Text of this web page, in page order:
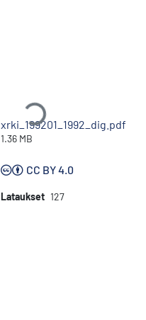
Ladataan...
xrki_199201_1992_dig.pdf
1.36 MB
CC BY 4.0
Lataukset 127